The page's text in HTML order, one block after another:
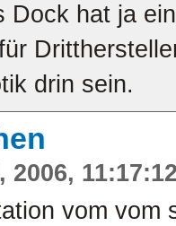
Dock hat ja
drin sein.
2006,
vom vom